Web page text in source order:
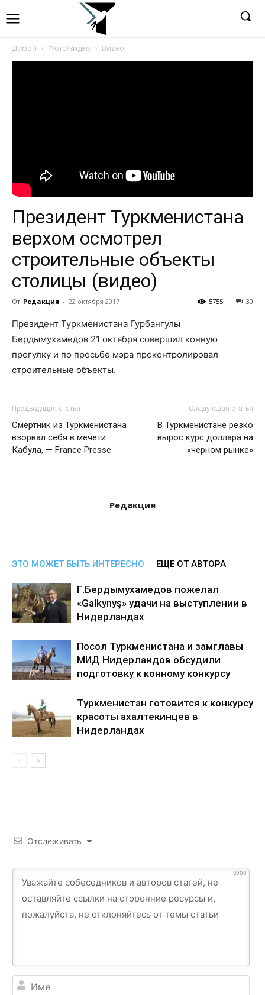
Домой Фото/видео Видео
Президент Туркменистана
верхом осмотрел
строительные объекты
столицы (видео)
От Редакция - 22 октября 2017 30
5755
Президент Туркменистана Гурбангулы
Бердымухамедов 21 октября совершил конную
прогулку и по просьбе мэра проконтролировал
строительные объекты.
Предыдущая статья
Смертник из Туркменистана
взорвал себя в мечети
Кабула, — France Presse
Следующая статья
В Туркменистане резко
вырос курс доллара на
«черном рынке»
Редакция
ЭТО МОЖЕТ БЫТЬ ИНТЕРЕСНО ЕЩЕ ОТ АВТОРА
Г.Бердымухамедов пожелал
«Galkynyş» удачи на выступлении в
Нидерландах
Посол Туркменистана и замглавы
МИД Нидерландов обсудили
подготовку к конному конкурсу
Туркменистан готовится к конкурсу
красоты ахалтекинцев в
Нидерландах
Отслеживать
2000